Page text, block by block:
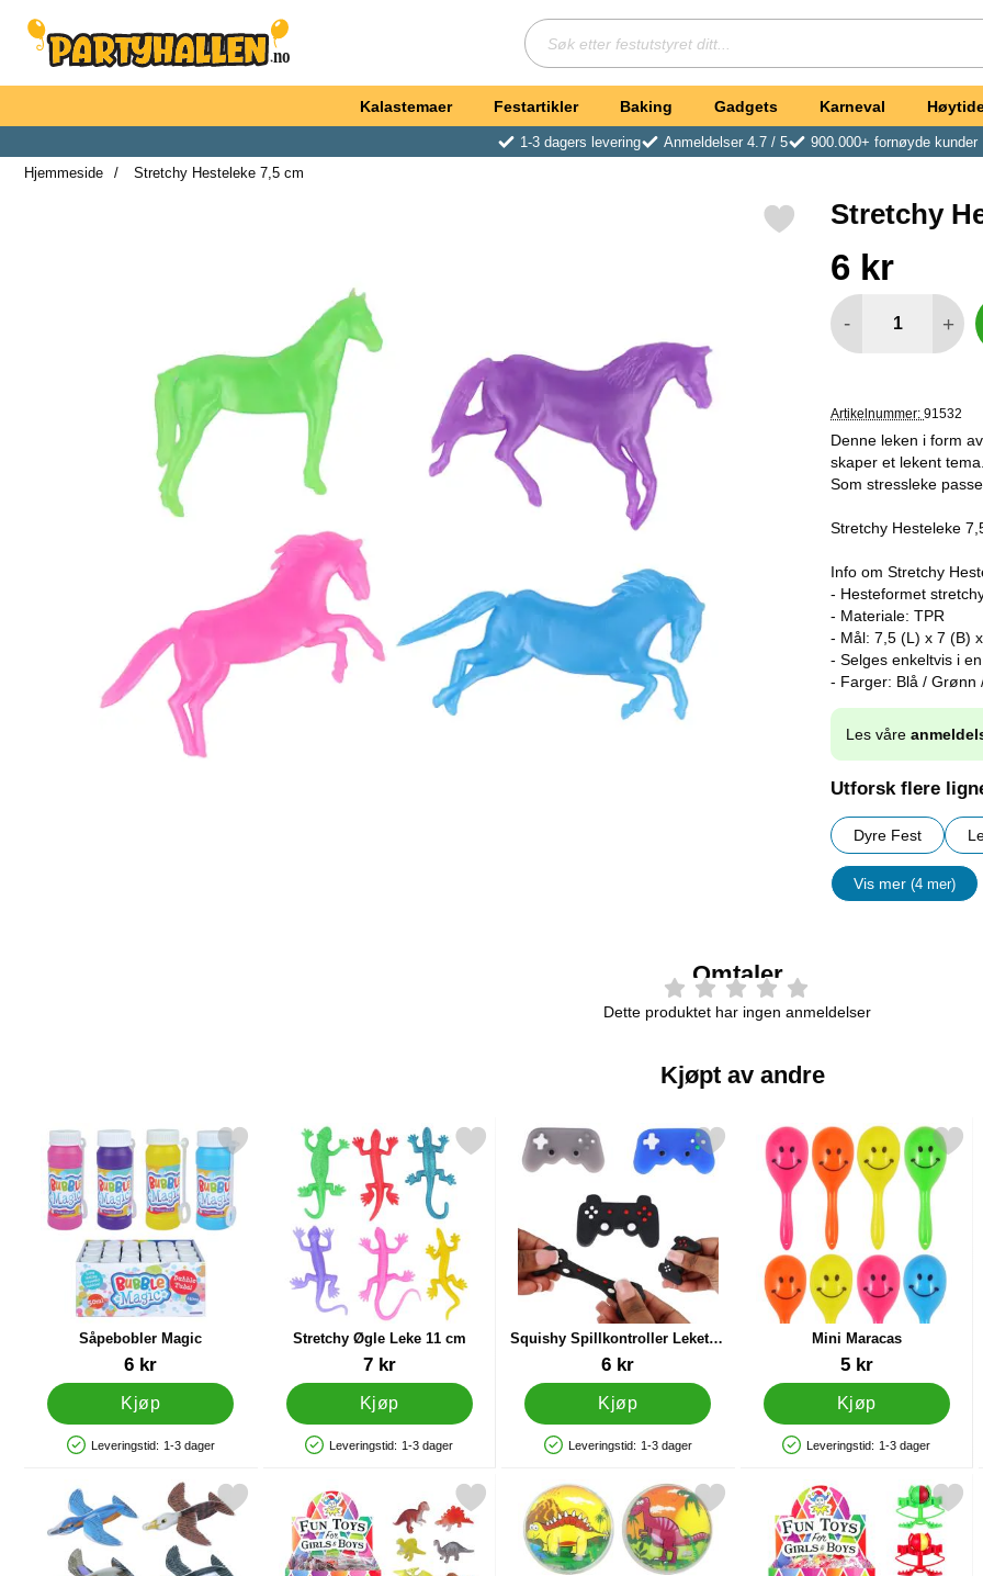
Søk
Startsiden for Partyhallen AB
Kalastemaer Festartikler Baking Gadgets Karneval
1-3 dagers levering Anmeldelser 4.7 / 5
900.000+ fornøyde kunder
Hjemmeside
Stretchy Hesteleke 7,5 cm
Merk stretchy Hesteleke 7,5 cm som favoritt
Stretchy
pris
6 kr
- +
Artikelnummer: 91532
Denne leken i form
skaper et lekent
Som stressleke
Stretchy Hesteleke
Info om Stretchy
- Hesteformet
- Materiale: TPR
- Mål: 7,5 (L) x 7 (B)
- Selges enkeltvis i
- Farger: Blå / Grønn
Les våre
Utforsk flere
Dyre Fest
Vis mer (4 mer)
egenskaper
Omtaler
Dette produktet har ingen anmeldelser
Kjøpt av andre
Såpebobler Magic
Varenummer 12437
6 kr
Kjøp
Produkttilgjengelighet: På lager
Leveringstid: 1-3 dager
Merk såpebobler Magic som favoritt
Stretchy Øgle Leke 11 cm
Varenummer 91551
7 kr
Kjøp
Produkttilgjengelighet: På lager
Leveringstid: 1-3 dager
Merk stretchy Øgle Leke 11 cm som favoritt
Squishy Spillkontroller Leketøy
5 cm
Varenummer 91534
6 kr
Kjøp
Produkttilgjengelighet: På lager
Leveringstid: 1-3 dager
Merk squishy Spillkontroller Leketøy 5 cm som favoritt
Mini Maracas
Varenummer 12476
5 kr
Kjøp
Produkttilgjengelighet: På lager
Leveringstid: 1-3 dager
Merk mini Maracas
Merk bird Gliders Seilfly som favorittMerk liten Dinosaurleke som favorittMerk sprettball Dinosaurer som favorittMerk crazy Shooter